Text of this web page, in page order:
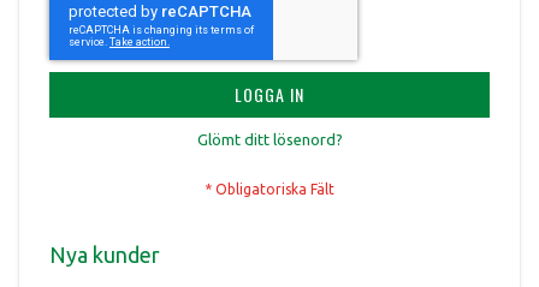
LOGGA IN
Glömt ditt lösenord?
Nya kunder